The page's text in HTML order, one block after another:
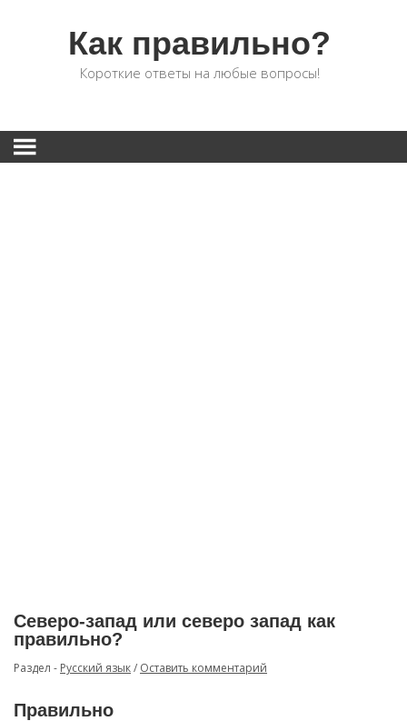
Как правильно?
Короткие ответы на любые вопросы!
Северо-запад или северо запад как
правильно?
Раздел - Русский язык/ Оставить комментарий
Правильно